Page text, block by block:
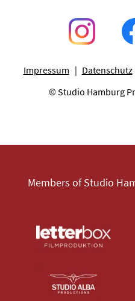
Impressum Datenschutz
© Studio Hamburg
Members of Studio